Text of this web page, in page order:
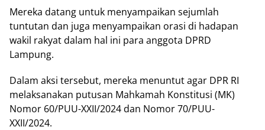
Mereka datang untuk menyampaikan sejumlah
tuntutan dan juga menyampaikan orasi di hadapan
wakil rakyat dalam hal ini para anggota DPRD
Lampung.
Dalam aksi tersebut, mereka menuntut agar DPR RI
melaksanakan putusan Mahkamah Konstitusi (MK)
Nomor 60/PUU-XXII/2024 dan Nomor 70/PUU-
XXII/2024.